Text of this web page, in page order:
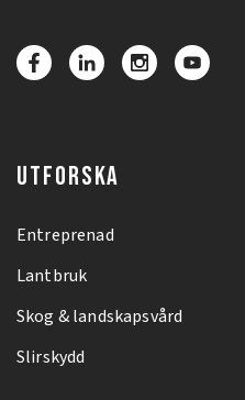
UTFORSKA
Entreprenad
Lantbruk
Skog & landskapsvård
Slirskydd